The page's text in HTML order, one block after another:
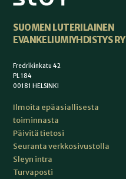
SUOMEN LUTERILAINEN
EVANKELIUMIYHDISTYS RY
Fredrikinkatu 42
PL 184
00181 HELSINKI
Ilmoita epäasiallisesta
toiminnasta
Päivitä tietosi
Seuranta verkkosivustolla
Sleyn intra
Turvaposti